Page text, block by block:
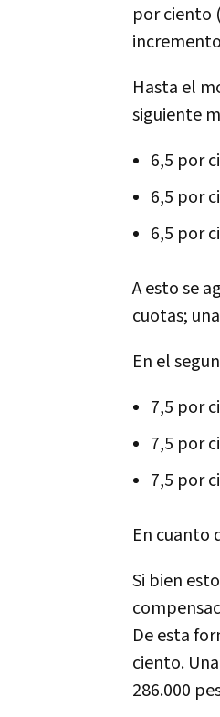
por ciento
Hasta el
siguiente
6,5 por
6,5 por
6,5 por
A esto se
cuotas;
En el
7,5 por
7,5 por
7,5 por
En cuanto
Si bien
De esta
ciento.
286.000